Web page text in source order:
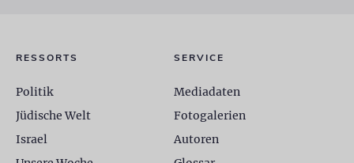
RESSORTS
Politik
Jüdische Welt
Israel
SERVICE
Mediadaten
Fotogalerien
Autoren